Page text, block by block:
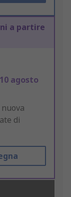
a partire
10 agosto
di